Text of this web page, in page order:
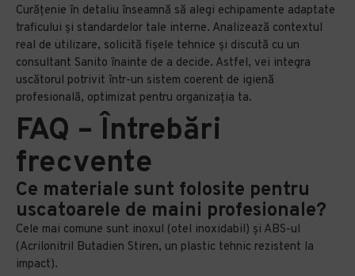
Curățenie în detaliu înseamnă să alegi echipamente adaptate
traficului și standardelor tale interne. Analizează contextul
real de utilizare, solicită fișele tehnice și discută cu un
consultant Sanito înainte de a decide. Astfel, vei integra
uscătorul potrivit într-un sistem coerent de igienă
profesională, optimizat pentru organizația ta.
FAQ – Întrebări
frecvente
Ce materiale sunt folosite pentru
uscatoarele de maini profesionale?
Cele mai comune sunt inoxul (otel inoxidabil) și ABS-ul
(Acrilonitril Butadien Stiren, un plastic tehnic rezistent la
impact).